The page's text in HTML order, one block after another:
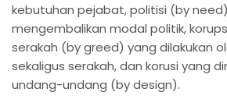
kebutuhan pejabat, politisi (by
mengembalikan modal politik,
serakah (by greed) yang dilakukan
sekaligus serakah, dan korusi yang
undang-undang (by design).